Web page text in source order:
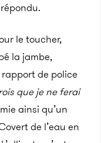
le toucher,
la jambe,
de police
que je ne ferai
ainsi qu’un
de l’eau en